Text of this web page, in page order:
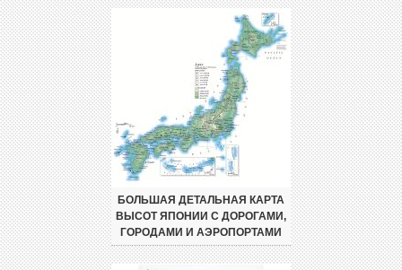
БОЛЬШАЯ ДЕТАЛЬНАЯ КАРТА
ВЫСОТ ЯПОНИИ С ДОРОГАМИ,
ГОРОДАМИ И АЭРОПОРТАМИ